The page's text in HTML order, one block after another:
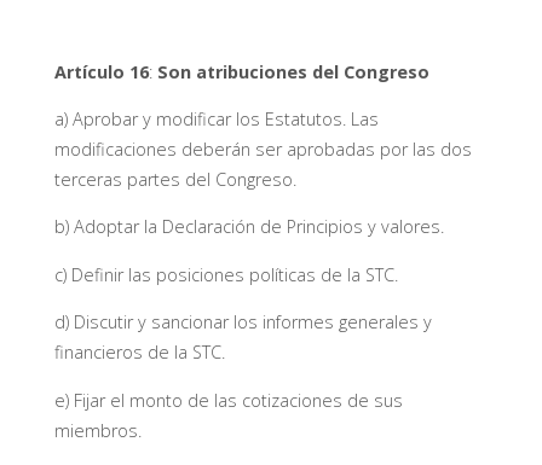
Artículo 16: Son atribuciones del Congreso
a) Aprobar y modificar los Estatutos. Las
modificaciones deberán ser aprobadas por las dos
terceras partes del Congreso.
b) Adoptar la Declaración de Principios y valores.
c) Definir las posiciones políticas de la STC.
d) Discutir y sancionar los informes generales y
financieros de la STC.
e) Fijar el monto de las cotizaciones de sus
miembros.